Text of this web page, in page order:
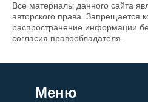
Все материалы данного сайта
авторского права. Запрещается
распространение информации
согласия правообладателя.
Меню